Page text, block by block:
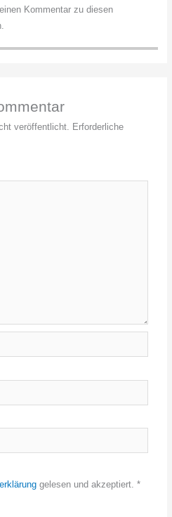
Kommentar zu diesen
veröffentlicht. Erforderliche
gelesen und akzeptiert. *